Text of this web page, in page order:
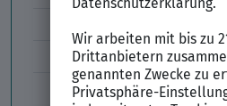
Vorbereitung Vorstellungsgespräch
Vorstellungsgespräch per Skype